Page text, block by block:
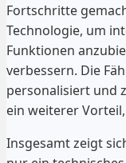
Fortschritte
Technologie, um
Funktionen
verbessern. Die
personalisiert und
ein weiterer
Insgesamt zeigt